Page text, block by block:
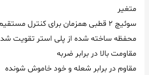
متغیر
سوئیچ 2 قطبی همزمان برای کنترل مستقیم
محفظه ساخته شده از پلی استر تقویت
مقاومت بالا در برابر ضربه
مقاوم در برابر شعله و خود خاموش شونده